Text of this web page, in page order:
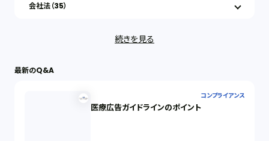
会社法（35）
労働問題（33）
続きを見る
最新のQ&A
コンプライアンス
医療広告ガイドラインのポイント